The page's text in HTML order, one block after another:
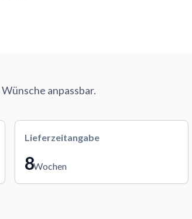
anpassbar.
Lieferzeitangabe
8Wochen